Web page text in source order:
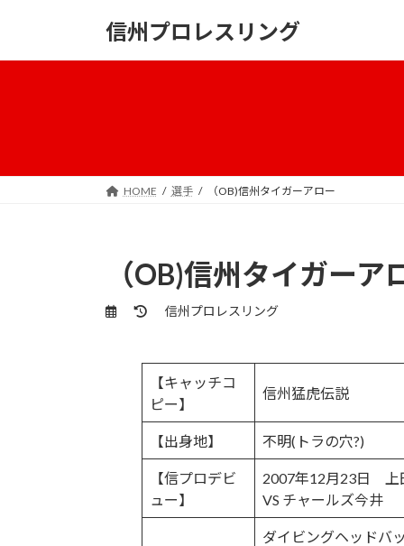
信州プロレスリング
HOME 選手 （OB)信州タイガーアロー
（OB)信州タイガーア
最
新
日
時
信州プロレスリング
【キャッチコ
ピー】
信州猛虎伝説
【出身地】 不明(トラの穴?)
【信プロデビ
ュー】
2007年12月23日 上
VS チャールズ今井
ダイビングヘッドバッ